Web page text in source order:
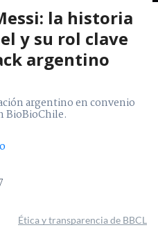
la historia
y su rol clave
argentino
argentino en convenio
BioBioChile.
Ética y transparencia de BBCL